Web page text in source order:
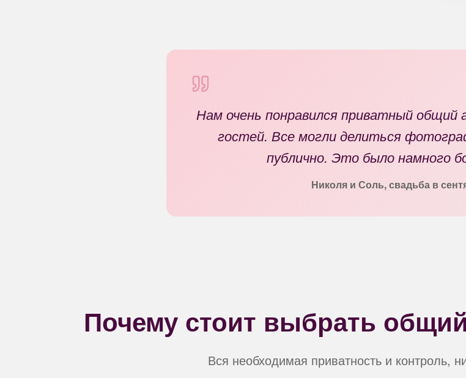
Нам очень понравился приватный общий
гостей. Все могли делиться
публично. Это было намного
Николя и Соль, свадьба в
Почему стоит выбрать
Вся необходимая приватность и контроль,